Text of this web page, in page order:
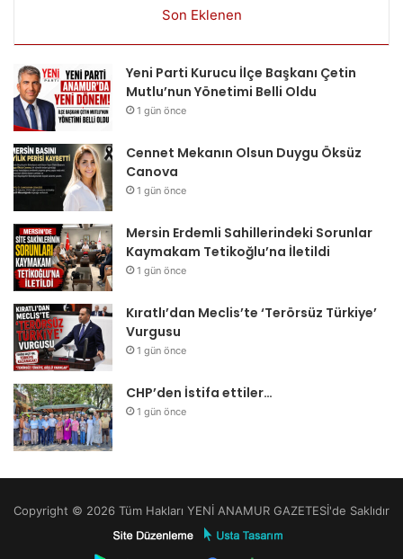
Son Eklenen
Yeni Parti Kurucu İlçe Başkanı Çetin
Mutlu’nun Yönetimi Belli Oldu
1 gün önce
Cennet Mekanın Olsun Duygu Öksüz
Canova
1 gün önce
Mersin Erdemli Sahillerindeki Sorunlar
Kaymakam Tetikoğlu’na İletildi
1 gün önce
Kıratlı’dan Meclis’te ‘Terörsüz Türkiye’
Vurgusu
1 gün önce
CHP’den İstifa ettiler…
1 gün önce
Copyright © 2026 Tüm Hakları YENİ ANAMUR GAZETESİ'de Saklıdır